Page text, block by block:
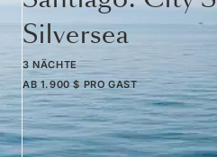
Silversea
3 NÄCHTE
AB 1.900 $ PRO GAST